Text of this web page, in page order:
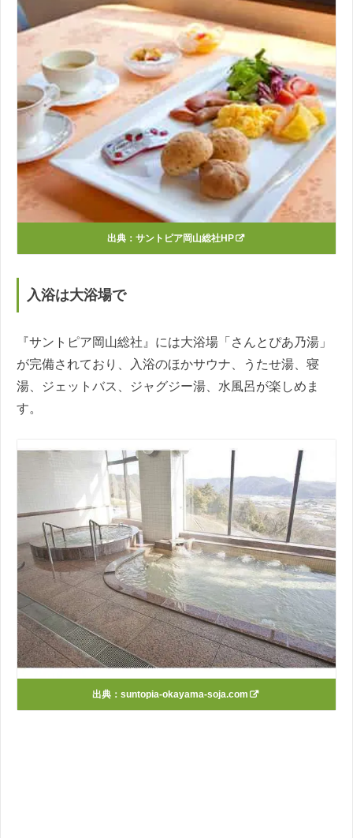
出典： サントピア岡山総社HP
入浴は大浴場で
『サントピア岡山総社』には大浴場「さんとぴあ乃湯」
が完備されており、入浴のほかサウナ、うたせ湯、寝
湯、ジェットバス、ジャグジー湯、水風呂が楽しめま
す。
出典： suntopia-okayama-soja.com